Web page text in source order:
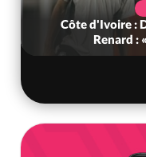
Côte d'Ivoire :
Renard :